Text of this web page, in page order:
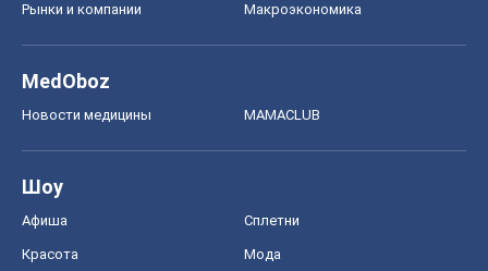
Рынки и компании Mакроэкономика
MedOboz
Новости медицины MAMACLUB
Шоу
Афиша Сплетни
Красота Мода